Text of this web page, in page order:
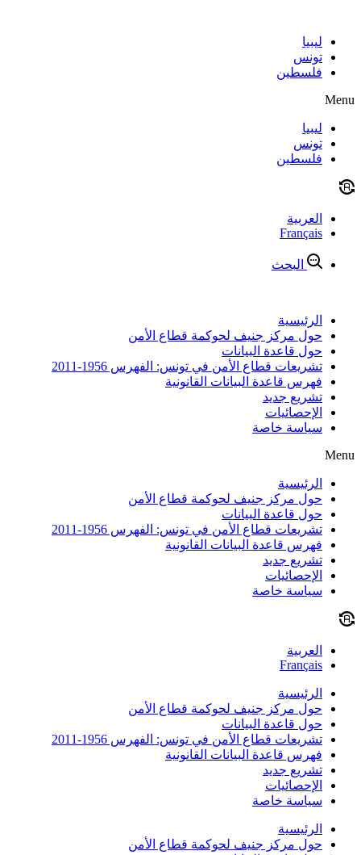
contentليبيا
تونس
فلسطين
Menu
ليبيا
تونس
فلسطين
العربية
Français
البحث
الرئيسية
حول مركز جنيف لحوكمة قطاع الأمن
حول قاعدة البيانات
تشريعات قطاع الأمن في تونس: الفهرس 1956-2011
فهرس قاعدة البيانات القانونية
تشريع جديد
الإحصائيات
سياسة خاصة
Menu
الرئيسية
حول مركز جنيف لحوكمة قطاع الأمن
حول قاعدة البيانات
تشريعات قطاع الأمن في تونس: الفهرس 1956-2011
فهرس قاعدة البيانات القانونية
تشريع جديد
الإحصائيات
سياسة خاصة
العربية
Français
الرئيسية
حول مركز جنيف لحوكمة قطاع الأمن
حول قاعدة البيانات
تشريعات قطاع الأمن في تونس: الفهرس 1956-2011
فهرس قاعدة البيانات القانونية
تشريع جديد
الإحصائيات
سياسة خاصة
الرئيسية
حول مركز جنيف لحوكمة قطاع الأمن